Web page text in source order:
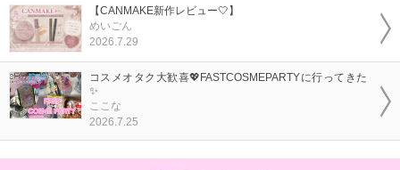
【CANMAKE新作レビュー🤍】
めいごん
2026.7.29
コスメオタク大歓喜💖FASTCOSMEPARTYに行ってきた
✨
ここな
2026.7.25